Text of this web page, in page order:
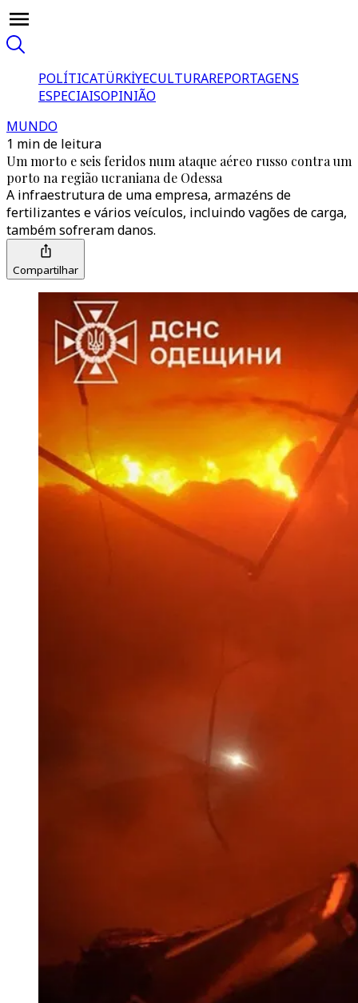
POLÍTICATÜRKİYECULTURAREPORTAGENS
ESPECIAISOPINIÃO
MUNDO
1 min de leitura
Um morto e seis feridos num ataque aéreo russo contra um
porto na região ucraniana de Odessa
A infraestrutura de uma empresa, armazéns de
fertilizantes e vários veículos, incluindo vagões de carga,
também sofreram danos.
Compartilhar